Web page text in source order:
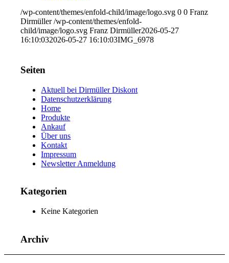
/wp-content/themes/enfold-child/image/logo.svg 0 0 Franz
Dirmüller /wp-content/themes/enfold-
child/image/logo.svg Franz Dirmüller2026-05-27
16:10:032026-05-27 16:10:03IMG_6978
Seiten
Aktuell bei Dirmüller Diskont
Datenschutzerklärung
Home
Produkte
Ankauf
Über uns
Kontakt
Impressum
Newsletter Anmeldung
Kategorien
Keine Kategorien
Archiv